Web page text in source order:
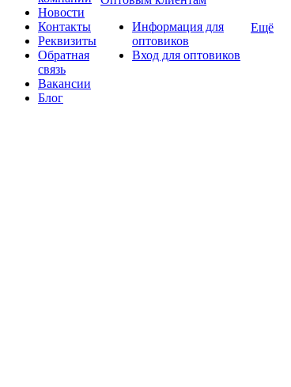
Новости
Контакты
Реквизиты
Обратная
связь
Вакансии
Блог
Информация для
оптовиков
Вход для оптовиков
Ещё